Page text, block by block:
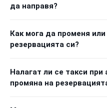
да направя?
Как мога да променя
резервацията си?
Налагат ли се такси при
промяна на